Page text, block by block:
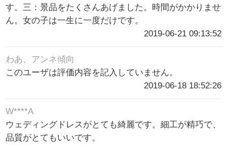
す。三：景品をたくさんあげました。時間がかかりませ
ん。女の子は一生に一度だけです。
2019-06-21 09:13:52
わあ、アンネ傾向
このユーザは評価内容を記入していません。
2019-06-18 18:52:26
W****A
ウェディングドレスがとても綺麗です。細工が精巧で、
品質がとてもいいです。